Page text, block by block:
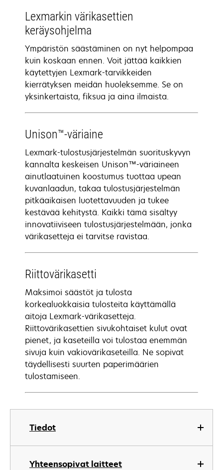
Tiedot
Yhteensopivat laitteet
Lexmarkin värikasettien
keräysohjelma
Ympäristön säästäminen on nyt helpompaa
kuin koskaan ennen. Voit jättää kaikkien
käytettyjen Lexmark-tarvikkeiden
kierrätyksen meidän huoleksemme. Se on
yksinkertaista, fiksua ja aina ilmaista.
Unison™-väriaine
Lexmark-tulostusjärjestelmän suorituskyvyn
kannalta keskeisen Unison™-väriaineen
ainutlaatuinen koostumus tuottaa upean
kuvanlaadun, takaa tulostusjärjestelmän
pitkäaikaisen luotettavuuden ja tukee
kestävää kehitystä. Kaikki tämä sisältyy
innovatiiviseen tulostusjärjestelmään, jonka
värikasetteja ei tarvitse ravistaa.
Riittovärikasetti
Maksimoi säästöt ja tulosta
korkealuokkaisia tulosteita käyttämällä
aitoja Lexmark-värikasetteja.
Riittovärikasettien sivukohtaiset kulut ovat
pienet, ja kaseteilla voi tulostaa enemmän
sivuja kuin vakiovärikaseteilla. Ne sopivat
täydellisesti suurten paperimäärien
tulostamiseen.